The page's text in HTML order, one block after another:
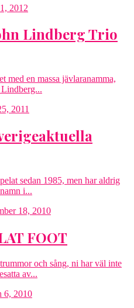
2012
Lindberg Trio
med en massa jävlaranamma,
2011
sedan 1985, men har aldrig
i...
18, 2010
FOOT
och sång, ni har väl inte
av...
6, 2010